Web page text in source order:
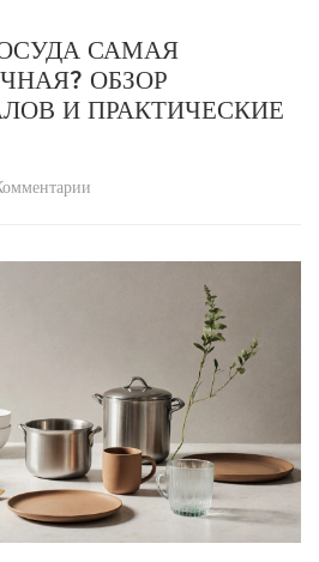
САМАЯ
ОБЗОР
И ПРАКТИЧЕСКИЕ